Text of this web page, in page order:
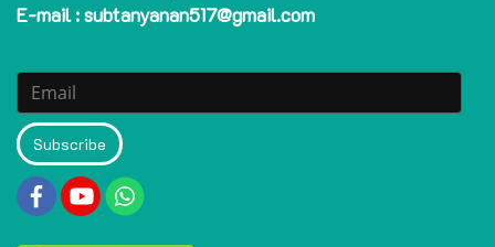
E-mail : subtanyanan517@gmail.com
Subscribe